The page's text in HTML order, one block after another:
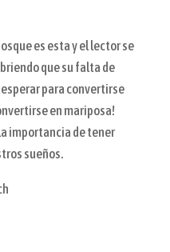
es esta y el lector se
que su falta de
para convertirse
en mariposa!
importancia de tener
sueños.